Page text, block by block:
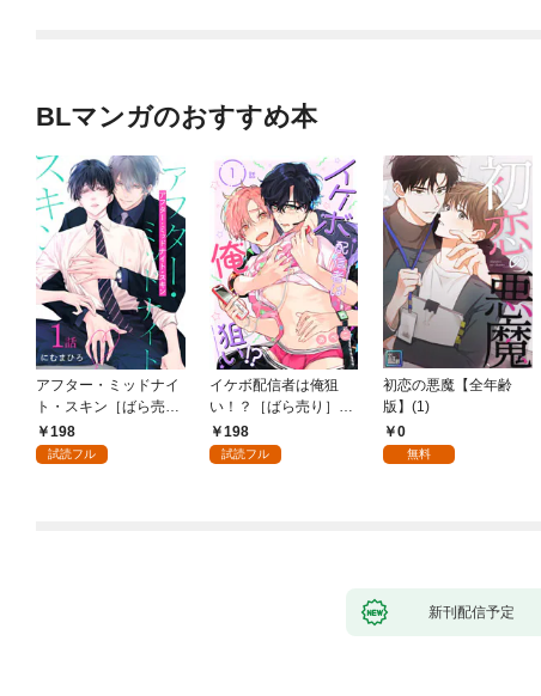
BLマンガのおすすめ本
アフター・ミッドナイ
ト・スキン［ばら売
り］ 第1話
198
試読フル
イケボ配信者は俺狙
い！？［ばら売り］
第1話
198
試読フル
初恋の悪魔【全年齢
版】(1)
0
無料
新刊配信予定